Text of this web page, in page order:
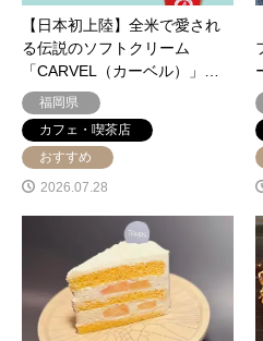
【日本初上陸】全米で愛され
る伝説のソフトクリーム
「CARVEL（カーベル）」…
福岡県
カフェ・喫茶店
おすすめ
2026.07.28